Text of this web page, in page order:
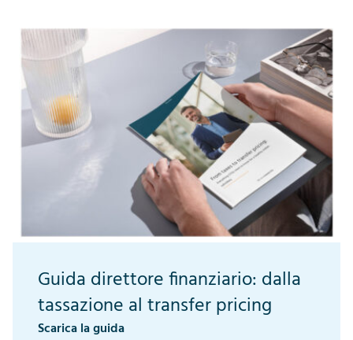
Guida direttore finanziario: dalla
tassazione al transfer pricing
Scarica la guida